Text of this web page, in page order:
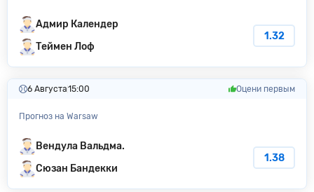
Адмир Календер
Теймен Лоф
1.32
6 Августа15:00 Оцени первым
Прогноз на Warsaw
Вендула Вальдма.
Сюзан Бандекки
1.38